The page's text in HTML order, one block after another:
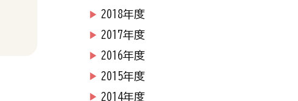
2018年度
2017年度
2016年度
2015年度
2014年度